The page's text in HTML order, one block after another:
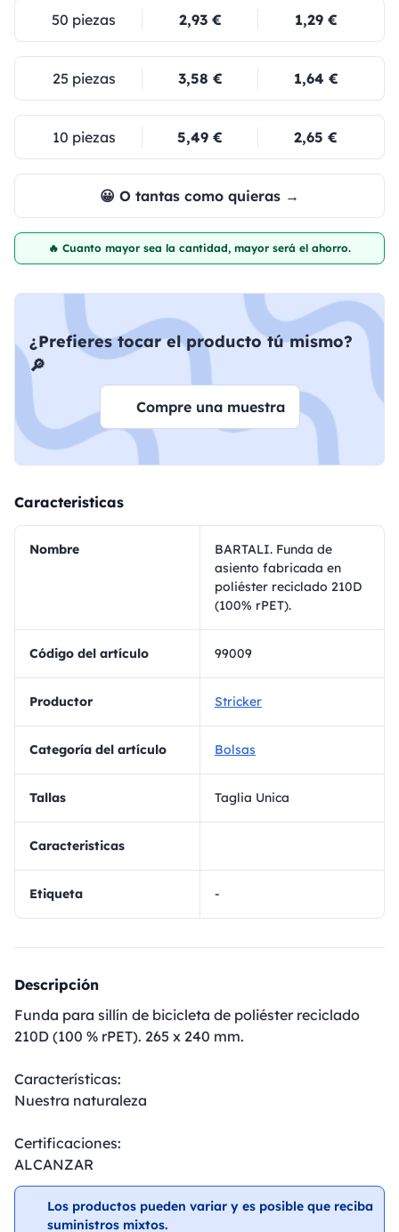
50 piezas 2,93 € 1,29 €
25 piezas 3,58 € 1,64 €
10 piezas 5,49 € 2,65 €
😀 O tantas como quieras →
🔥 Cuanto mayor sea la cantidad, mayor será el ahorro.
¿Prefieres tocar el producto tú mismo?
🔎
Compre una muestra
Caracteristicas
Nombre
BARTALI. Funda de
asiento fabricada en
poliéster reciclado 210D
(100% rPET).
Código del artículo 99009
Productor Stricker
Categoría del artículo Bolsas
Tallas Taglia Unica
Caracteristicas
Etiqueta -
Descripción
Funda para sillín de bicicleta de poliéster reciclado
210D (100 % rPET). 265 x 240 mm.
Características:
Nuestra naturaleza
Certificaciones:
ALCANZAR
Los productos pueden variar y es posible que reciba
suministros mixtos.